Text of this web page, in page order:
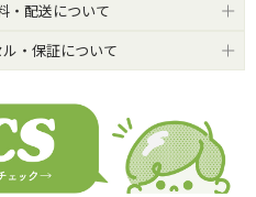
・配送について
・保証について